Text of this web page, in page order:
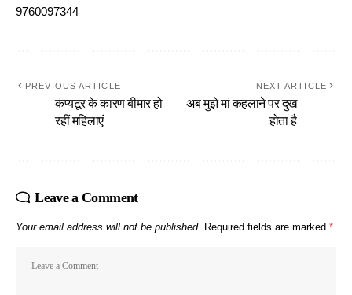
9760097344
PREVIOUS ARTICLE
कंप्यटूर के कारण बीमार हो
रहीं महिलाएं
NEXT ARTICLE
अब मुझे मां कहलाने पर दुख
होता है
Leave a Comment
Your email address will not be published. Required fields are marked *